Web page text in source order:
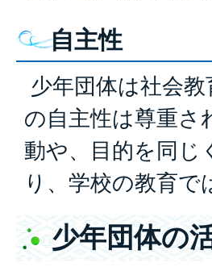
自主性
少年団体は社会
の自主性は尊重さ
動や、目的を同じ
り、学校の教育
少年団体の